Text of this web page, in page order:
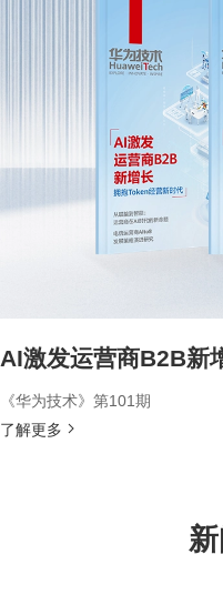
AI激发运营商B2B新
《华为技术》第101期
了解更多